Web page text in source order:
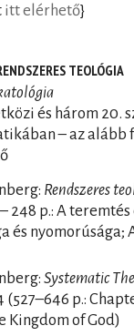
itt elérhető}
TEOLÓGIA
és három 20.
– az
Rendszeres
248 p.: A
és nyomorúsága;
Systematic
(527–646 p.:
Kingdom of God)